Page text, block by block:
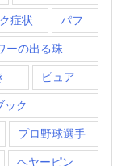
症状 パフ
ーの出る珠
ピュア
ック
プロ野球選手
ヘヤーピン